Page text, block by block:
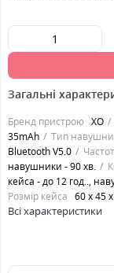
Загальні
Бренд пристрою XO
35mAh
Тип
Bluetooth V5.0
навушники - 90 хв.
кейса - до 12 год..,
Розмір кейса 60 х 45
Всі характеристики